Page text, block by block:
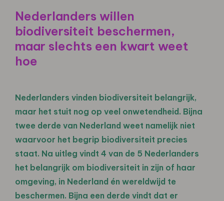
Nederlanders willen
biodiversiteit beschermen,
maar slechts een kwart weet
hoe
Nederlanders vinden biodiversiteit belangrijk,
maar het stuit nog op veel onwetendheid. Bijna
twee derde van Nederland weet namelijk niet
waarvoor het begrip biodiversiteit precies
staat. Na uitleg vindt 4 van de 5 Nederlanders
het belangrijk om biodiversiteit in zijn of haar
omgeving, in Nederland én wereldwijd te
beschermen. Bijna een derde vindt dat er